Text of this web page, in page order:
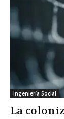
Ingeniería Social
La